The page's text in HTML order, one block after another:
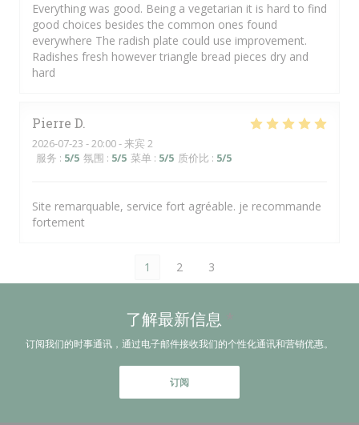
Everything was good. Being a vegetarian it is hard to find
good choices besides the common ones found
everywhere The radish plate could use improvement.
Radishes fresh however triangle bread pieces dry and
hard
Pierre D
2026-07-23 - 20:00 - 来宾 2
服务 : 5/5 氛围 : 5/5 菜单 : 5/5 质价比 : 5/5
Site remarquable, service fort agréable. je recommande
fortement
1 2 3
了解最新信息
订阅我们的时事通讯，通过电子邮件接收我们的个性化通讯和营销优惠。
订阅